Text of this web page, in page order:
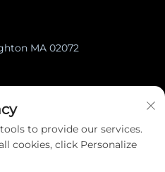
MA 02072
to provide our services.
cookies, click Personalize